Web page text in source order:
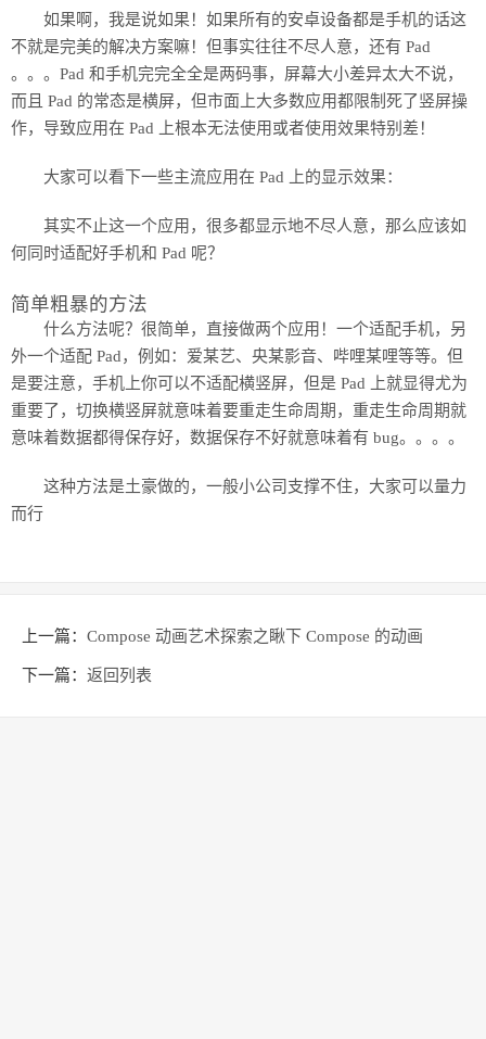
如果啊，我是说如果！如果所有的安卓设备都是手机的话这
不就是完美的解决方案嘛！但事实往往不尽人意，还有 Pad
。。。Pad 和手机完完全全是两码事，屏幕大小差异太大不说，
而且 Pad 的常态是横屏，但市面上大多数应用都限制死了竖屏操
作，导致应用在 Pad 上根本无法使用或者使用效果特别差！
大家可以看下一些主流应用在 Pad 上的显示效果：
其实不止这一个应用，很多都显示地不尽人意，那么应该如
何同时适配好手机和 Pad 呢？
简单粗暴的方法
什么方法呢？很简单，直接做两个应用！一个适配手机，另
外一个适配 Pad，例如：爱某艺、央某影音、哔哩某哩等等。但
是要注意，手机上你可以不适配横竖屏，但是 Pad 上就显得尤为
重要了，切换横竖屏就意味着要重走生命周期，重走生命周期就
意味着数据都得保存好，数据保存不好就意味着有 bug。。。。
这种方法是土豪做的，一般小公司支撑不住，大家可以量力
而行
上一篇： Compose 动画艺术探索之瞅下 Compose 的动画
下一篇： 返回列表